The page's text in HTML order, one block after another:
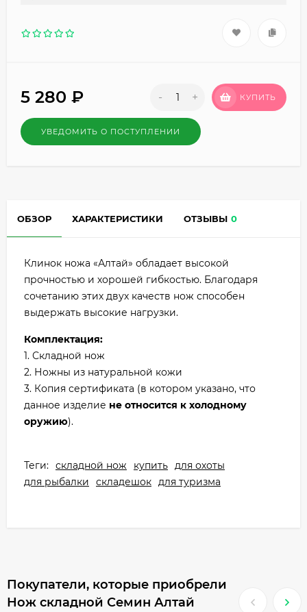
5 280 ₽ - + КУПИТЬ
УВЕДОМИТЬ О ПОСТУПЛЕНИИ
ОБЗОР ХАРАКТЕРИСТИКИ ОТЗЫВЫ 0
Клинок ножа «Алтай» обладает высокой
прочностью и хорошей гибкостью. Благодаря
сочетанию этих двух качеств нож способен
выдержать высокие нагрузки.
Комплектация:
1. Складной нож
2. Ножны из натуральной кожи
3. Копия сертификата (в котором указано, что
данное изделие не относится к холодному
оружию).
Теги: складной нож купить для охоты
для рыбалки
складешок для туризма
Покупатели, которые приобрели
Нож складной Семин Алтай